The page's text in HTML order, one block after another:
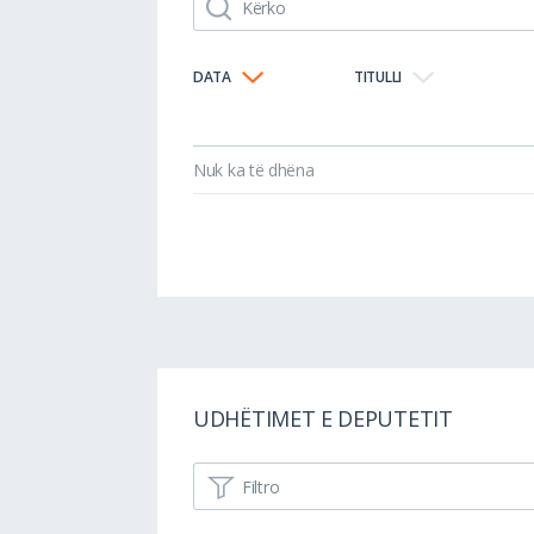
DATA TITULLI
Nuk ka të dhëna
UDHËTIMET E DEPUTETIT
Filtro